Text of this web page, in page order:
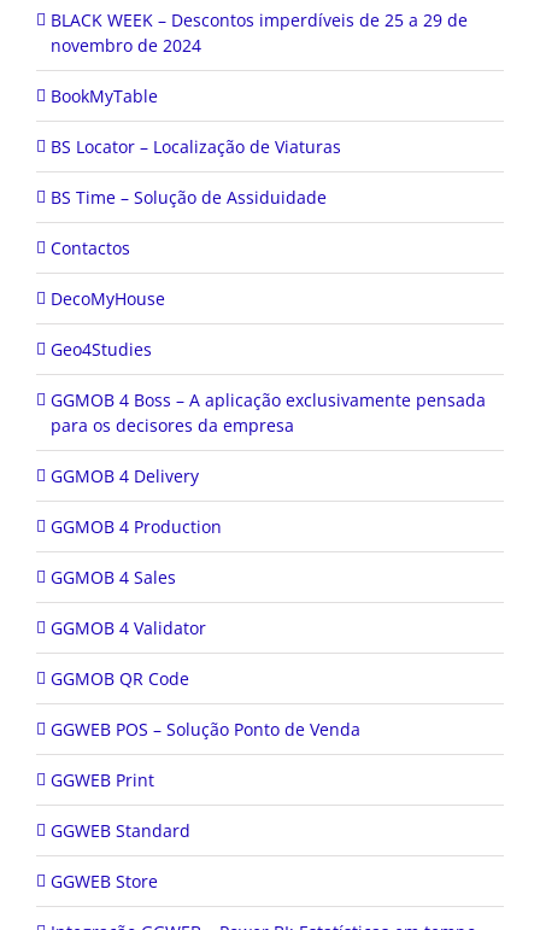
BLACK WEEK – Descontos imperdíveis de 25 a 29 de
novembro de 2024
BookMyTable
BS Locator – Localização de Viaturas
BS Time – Solução de Assiduidade
Contactos
DecoMyHouse
Geo4Studies
GGMOB 4 Boss – A aplicação exclusivamente pensada
para os decisores da empresa
GGMOB 4 Delivery
GGMOB 4 Production
GGMOB 4 Sales
GGMOB 4 Validator
GGMOB QR Code
GGWEB POS – Solução Ponto de Venda
GGWEB Print
GGWEB Standard
GGWEB Store